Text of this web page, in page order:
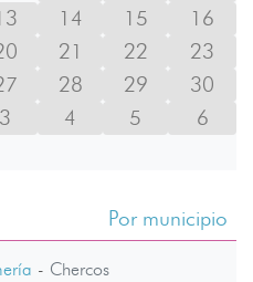
14 15
16
21 22
23
28 29
30
3 4 5 6
Por municipio
- Chercos